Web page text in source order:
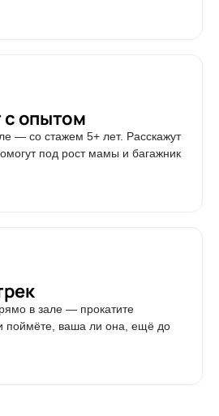
с опытом
— со стажем 5+ лет. Расскажут
под рост мамы и багажник
в зале — прокатите
поймёте, ваша ли она, ещё до